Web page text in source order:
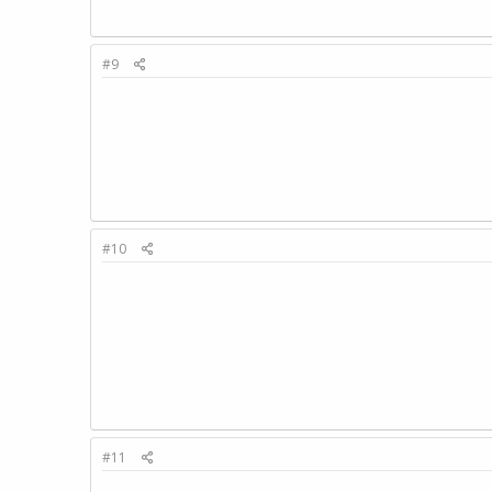
#9
#10
#11